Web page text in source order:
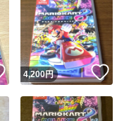
表示であり、発送を保証している
このユーザーは高頻度で24
ます
このユーザーは高頻度で24時
いいね！
4,200円